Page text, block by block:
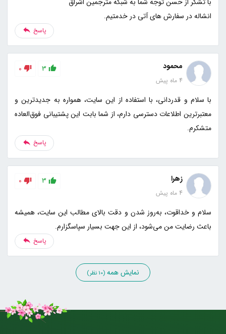
انشاله در سفارش های آتی در خدمتیم.
پاسخ
محمود
4 ماه پیش
3
0
با سلام و قدردانی، با استفاده از این سایت، همواره به جدیدترین و
معتبرترین اطلاعات دسترسی دارم، از شما بابت این پشتیبانی فوق‌العاده
متشکرم.
پاسخ
زهرا
4 ماه پیش
3
0
سلام و خداقوت، به‌روز شدن و دقت بالای مطالب این سایت، همیشه
باعث رضایت من می‌شود، از این جهت بسیار سپاسگزارم.
پاسخ
نمایش همه (10 نظر)